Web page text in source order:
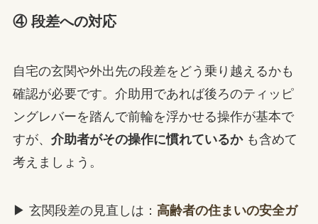
④ 段差への対応
自宅の玄関や外出先の段差をどう乗り越えるかも
確認が必要です。介助用であれば後ろのティッピ
ングレバーを踏んで前輪を浮かせる操作が基本で
すが、 介助者がその操作に慣れているかも含めて
考えましょう。
▶ 玄関段差の見直しは： 高齢者の住まいの安全ガ